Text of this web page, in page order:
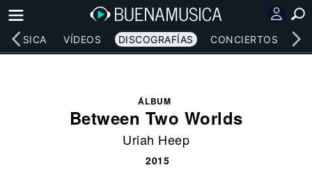
MÚSICA VÍDEOS DISCOGRAFÍAS CONCIERTOS
ÁLBUM
Between Two Worlds
Uriah Heep
2015